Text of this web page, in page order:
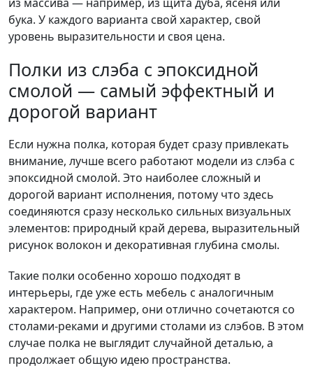
из массива — например, из щита дуба, ясеня или
бука. У каждого варианта свой характер, свой
уровень выразительности и своя цена.
Полки из слэба с эпоксидной
смолой — самый эффектный и
дорогой вариант
Если нужна полка, которая будет сразу привлекать
внимание, лучше всего работают модели из слэба с
эпоксидной смолой. Это наиболее сложный и
дорогой вариант исполнения, потому что здесь
соединяются сразу несколько сильных визуальных
элементов: природный край дерева, выразительный
рисунок волокон и декоративная глубина смолы.
Такие полки особенно хорошо подходят в
интерьеры, где уже есть мебель с аналогичным
характером. Например, они отлично сочетаются со
столами-реками и другими столами из слэбов. В этом
случае полка не выглядит случайной деталью, а
продолжает общую идею пространства.